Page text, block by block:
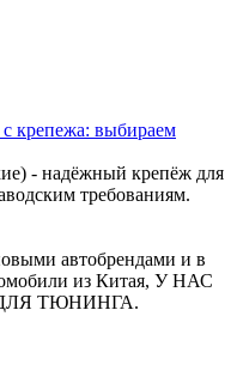
с крепежа: выбираем
- надёжный крепёж для
требованиям.
автобрендами и в
из Китая, У НАС
ТЮНИНГА.